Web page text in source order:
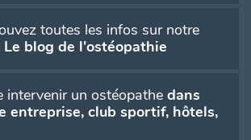
toutes les infos sur notre
Le blog de l'ostéopathie
intervenir un ostéopathe dans
entreprise, club sportif, hôtels,